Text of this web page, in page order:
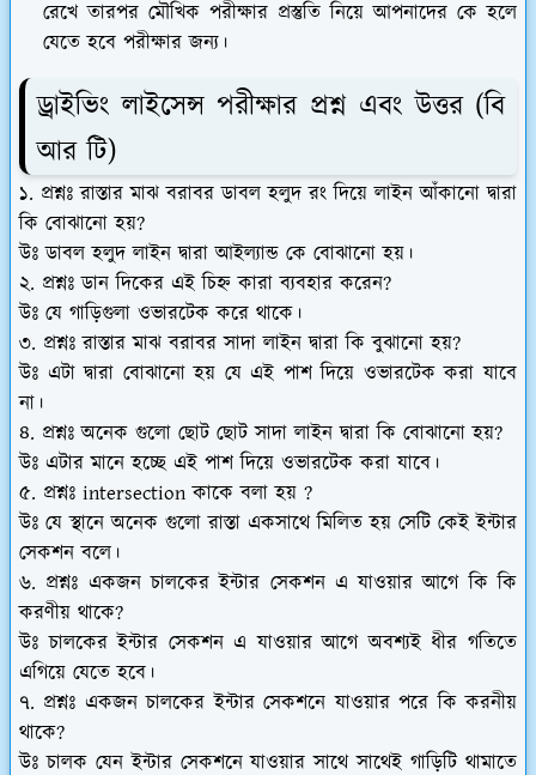
রেখে তারপর মৌখিক পরীক্ষার প্রস্তুতি নিয়ে আপনাদের কে হলে
যেতে হবে পরীক্ষার জন্য।
ড্রাইভিং লাইসেন্স পরীক্ষার প্রশ্ন এবং উত্তর (বি
আর টি)
১. প্রশ্নঃ রাস্তার মাঝ বরাবর ডাবল হলুদ রং দিয়ে লাইন আঁকানো দ্বারা
কি বোঝানো হয়?
উঃ ডাবল হলুদ লাইন দ্বারা আইল্যান্ড কে বোঝানো হয়।
২. প্রশ্নঃ ডান দিকের এই চিহ্ন কারা ব্যবহার করেন?
উঃ যে গাড়িগুলা ওভারটেক করে থাকে।
৩. প্রশ্নঃ রাস্তার মাঝ বরাবর সাদা লাইন দ্বারা কি বুঝানো হয়?
উঃ এটা দ্বারা বোঝানো হয় যে এই পাশ দিয়ে ওভারটেক করা যাবে
না।
৪. প্রশ্নঃ অনেক গুলো ছোট ছোট সাদা লাইন দ্বারা কি বোঝানো হয়?
উঃ এটার মানে হচ্ছে এই পাশ দিয়ে ওভারটেক করা যাবে।
৫. প্রশ্নঃ intersection কাকে বলা হয় ?
উঃ যে স্থানে অনেক গুলো রাস্তা একসাথে মিলিত হয় সেটি কেই ইন্টার
সেকশন বলে।
৬. প্রশ্নঃ একজন চালকের ইন্টার সেকশন এ যাওয়ার আগে কি কি
করণীয় থাকে?
উঃ চালকের ইন্টার সেকশন এ যাওয়ার আগে অবশ্যই ধীর গতিতে
এগিয়ে যেতে হবে।
৭. প্রশ্নঃ একজন চালকের ইন্টার সেকশনে যাওয়ার পরে কি করনীয়
থাকে?
উঃ চালক যেন ইন্টার সেকশনে যাওয়ার সাথে সাথেই গাড়িটি থামাতে